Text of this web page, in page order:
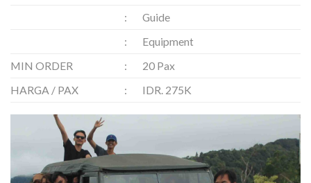
:
Guide
:
Equipment
MIN ORDER
:
20 Pax
HARGA / PAX
: IDR. 275K